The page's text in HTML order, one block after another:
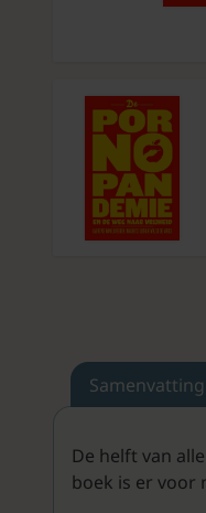
Samenvatting
De helft van
boek is er voor